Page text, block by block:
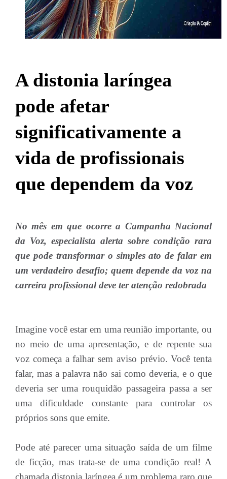
A distonia laríngea
pode afetar
significativamente a
vida de profissionais
que dependem da voz
No mês em que ocorre a Campanha Nacional
da Voz, especialista alerta sobre condição rara
que pode transformar o simples ato de falar em
um verdadeiro desafio; quem depende da voz na
carreira profissional deve ter atenção redobrada
Imagine você estar em uma reunião importante, ou
no meio de uma apresentação, e de repente sua
voz começa a falhar sem aviso prévio. Você tenta
falar, mas a palavra não sai como deveria, e o que
deveria ser uma rouquidão passageira passa a ser
uma dificuldade constante para controlar os
próprios sons que emite.
Pode até parecer uma situação saída de um filme
de ficção, mas trata-se de uma condição real! A
chamada distonia laríngea é um problema raro que